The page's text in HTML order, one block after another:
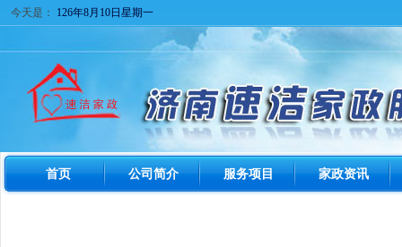
今天是： 126年8月10日星期一
首页 公司简介 服务项目 家政资讯